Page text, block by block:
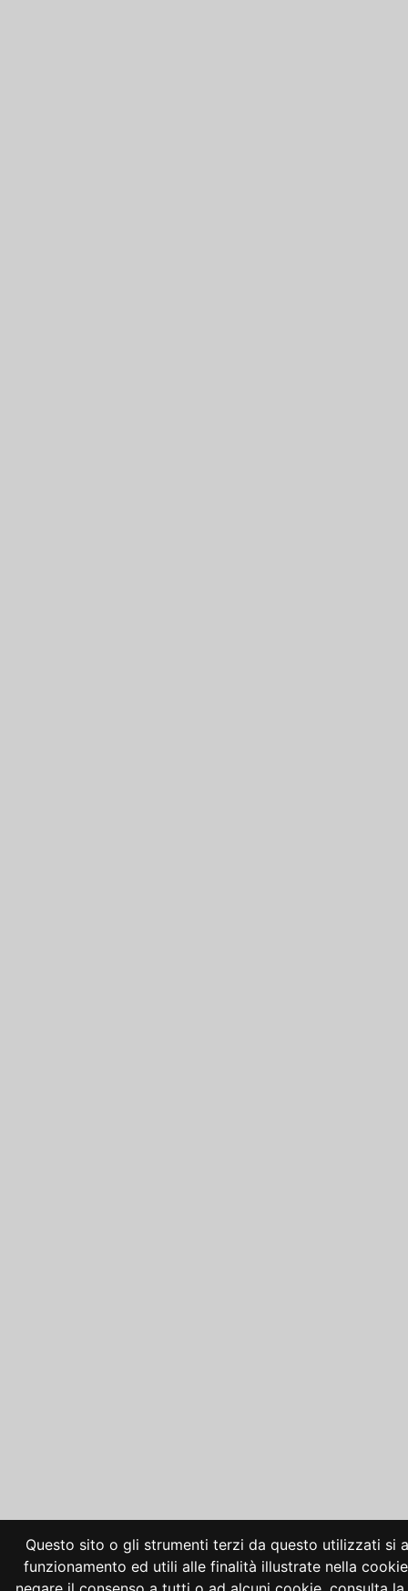
Questo sito o gli strumenti terzi da questo utilizzati si
funzionamento ed utili alle finalità illustrate nella